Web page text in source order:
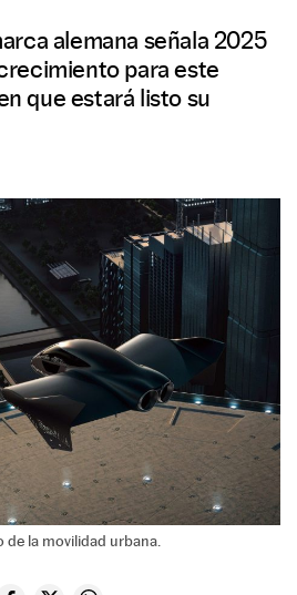
alemana señala 2025
para este
que estará listo su
de la movilidad urbana.